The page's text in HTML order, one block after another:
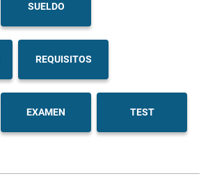
SUELDO
REQUISITOS
EXAMEN TEST